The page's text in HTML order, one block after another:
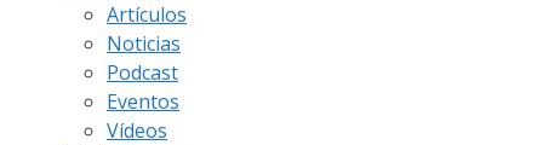
Artículos
Noticias
Podcast
Eventos
Vídeos